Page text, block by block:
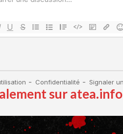
sur atea.info